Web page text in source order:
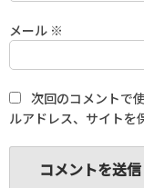
メール ※
次回のコメントで
ルアドレス、サイトを